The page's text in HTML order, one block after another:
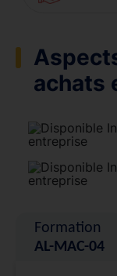
achats
Formation
AL-MAC-04